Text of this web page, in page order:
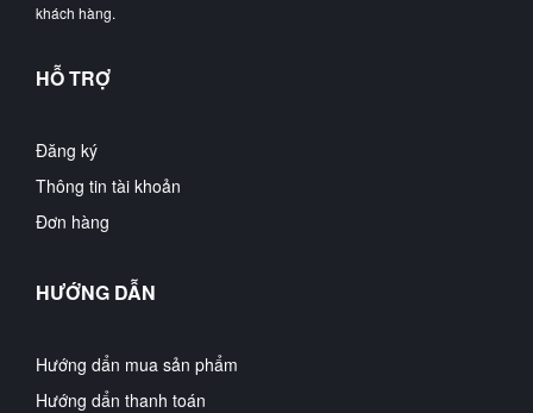
khách hàng.
HỖ TRỢ
Đăng ký
Thông tin tài khoản
Đơn hàng
HƯỚNG DẪN
Hướng dẩn mua sản phẩm
Hướng dẩn thanh toán